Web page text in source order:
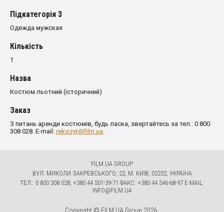
Пiдкатегорiя 3
Одежда мужская
Кількість
1
Назва
Костюм льотний (історичний)
Заказ
З питань аренди костюмів, будь ласка, звертайтесь за тел.: 0 800
308 028. E-mail: rekvizyt@film.ua.
FILM.UA GROUP
ВУЛ. МИКОЛИ ЗАКРЕВСЬКОГО, 22, М. КИЇВ, 02232, УКРАЇНА
ТЕЛ.: 0 800 308 028, +380 44 501-39-71 ФАКС: +380 44 546-68-97 E-MAIL:
INFO@FILM.UA